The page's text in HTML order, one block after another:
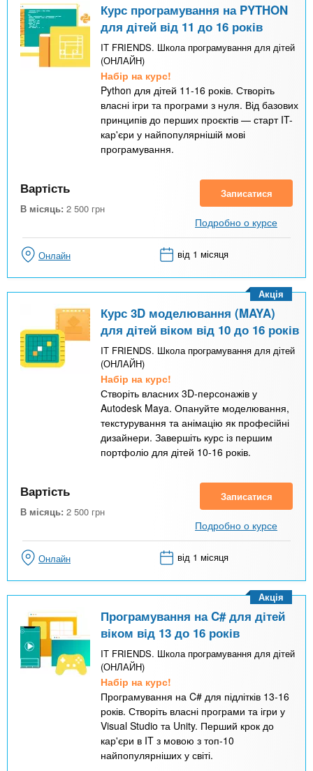
Курс програмування на PYTHON
для дітей від 11 до 16 років
IT FRIENDS. Школа програмування для дітей
(ОНЛАЙН)
Набір на курс!
Python для дітей 11-16 років. Створіть
власні ігри та програми з нуля. Від базових
принципів до перших проєктів — старт IT-
кар'єри у найпопулярнішій мові
програмування.
Вартість
В місяць: 2 500 грн
Записатися
Подробно о курсе
Онлайн від 1 місяця
Курс 3D моделювання (MAYA)
для дітей віком від 10 до 16 років
IT FRIENDS. Школа програмування для дітей
(ОНЛАЙН)
Набір на курс!
Створіть власних 3D-персонажів у
Autodesk Maya. Опануйте моделювання,
текстурування та анімацію як професійні
дизайнери. Завершіть курс із першим
портфоліо для дітей 10-16 років.
Акція
Вартість
В місяць: 2 500 грн
Записатися
Подробно о курсе
Онлайн від 1 місяця
Програмування на C# для дітей
віком від 13 до 16 років
IT FRIENDS. Школа програмування для дітей
(ОНЛАЙН)
Набір на курс!
Програмування на C# для підлітків 13-16
років. Створіть власні програми та ігри у
Visual Studio та Unity. Перший крок до
кар'єри в IT з мовою з топ-10
найпопулярніших у світі.
Акція